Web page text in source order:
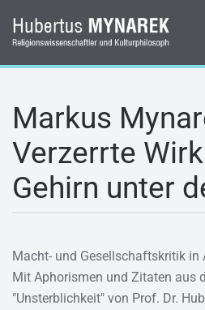
Zum Hauptinhalt springen
Markus
Verzerrte
Gehirn unter
Macht- und Gesellschaftskritik in
Mit Aphorismen und Zitaten aus
"Unsterblichkeit" von Prof. Dr.